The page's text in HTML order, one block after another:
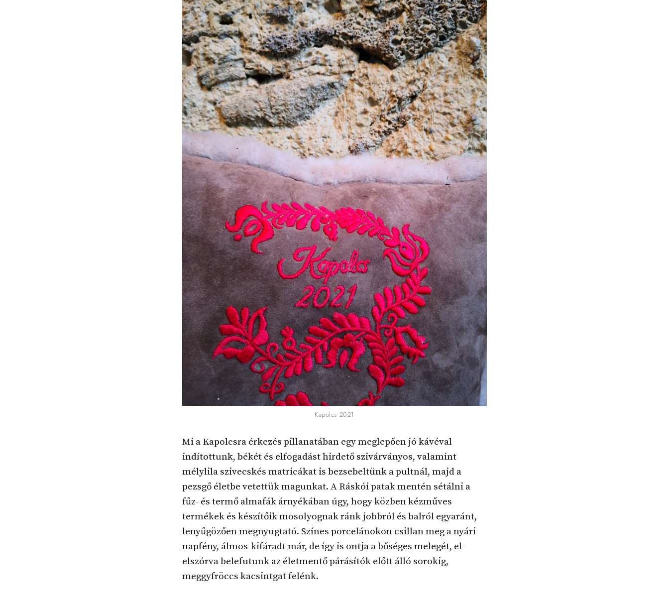
Kapolcs 2021
Mi a Kapolcsra érkezés pillanatában egy meglepően jó kávéval
indítottunk, békét és elfogadást hirdető szivárványos, valamint
mélylila szivecskés matricákat is bezsebeltünk a pultnál, majd a
pezsgő életbe vetettük magunkat. A Ráskói patak mentén sétálni a
fűz- és termő almafák árnyékában úgy, hogy közben kézműves
termékek és készítőik mosolyognak ránk jobbról és balról egyaránt,
lenyűgözően megnyugtató. Színes porcelánokon csillan meg a nyári
napfény, álmos-kifáradt már, de így is ontja a bőséges melegét, el-
elszórva belefutunk az életmentő párásítók előtt álló sorokig,
meggyfröccs kacsintgat felénk.